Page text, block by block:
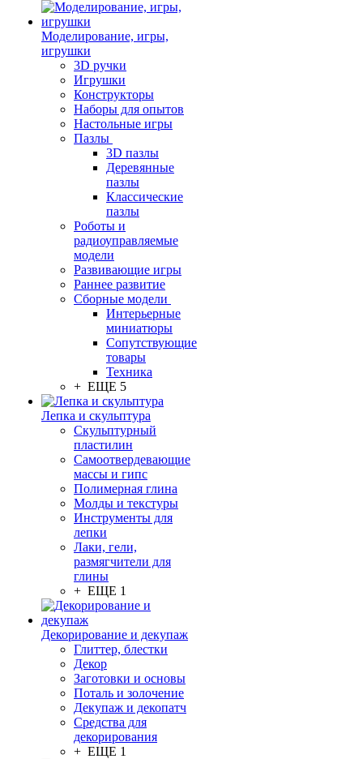
Моделирование, игры,
игрушки
3D ручки
Игрушки
Конструкторы
Наборы для опытов
Настольные игры
Пазлы
3D пазлы
Деревянные
пазлы
Классические
пазлы
Роботы и
радиоуправляемые
модели
Развивающие игры
Раннее развитие
Сборные модели
Интерьерные
миниатюры
Сопутствующие
товары
Техника
+ ЕЩЕ 5
Лепка и скульптура
Скульптурный
пластилин
Самоотвердевающие
массы и гипс
Полимерная глина
Молды и текстуры
Инструменты для
лепки
Лаки, гели,
размягчители для
глины
+ ЕЩЕ 1
Декорирование и декупаж
Глиттер, блестки
Декор
Заготовки и основы
Поталь и золочение
Декупаж и декопатч
Средства для
декорирования
+ ЕЩЕ 1